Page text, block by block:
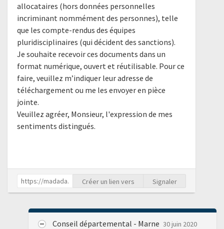
allocataires (hors données personnelles
incriminant nommément des personnes), telle
que les compte-rendus des équipes
pluridisciplinaires (qui décident des sanctions).
Je souhaite recevoir ces documents dans un
format numérique, ouvert et réutilisable. Pour ce
faire, veuillez m’indiquer leur adresse de
téléchargement ou me les envoyer en pièce
jointe.
Veuillez agréer, Monsieur, l'expression de mes
sentiments distingués.
Créer un lien vers Signaler
Conseil départemental - Marne 30 juin 2020